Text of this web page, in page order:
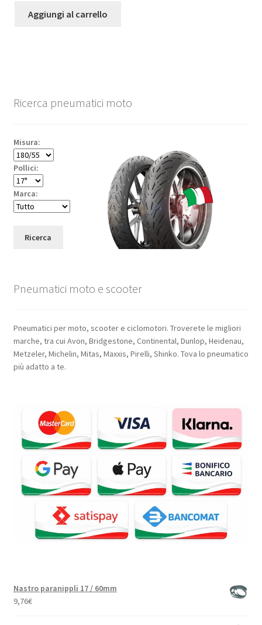
Aggiungi al carrello
Ricerca pneumatici moto
Misura:
Pollici:
Marca:
Ricerca
Pneumatici moto e scooter
Pneumatici per moto, scooter e ciclomotori. Troverete le migliori
marche, tra cui Avon, Bridgestone, Continental, Dunlop, Heidenau,
Metzeler, Michelin, Mitas, Maxxis, Pirelli, Shinko. Tova lo pneumatico
più adatto a te.
Nastro paranippli 17 / 60mm
9,76€